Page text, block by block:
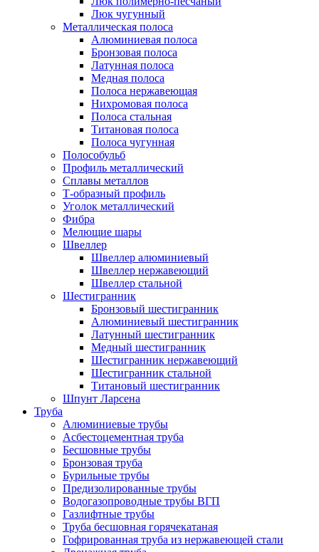
Люк чугунный
Металлическая полоса
Алюминиевая полоса
Бронзовая полоса
Латунная полоса
Медная полоса
Полоса нержавеющая
Нихромовая полоса
Полоса стальная
Титановая полоса
Полоса чугунная
Полособульб
Профиль металлический
Сплавы металлов
Т-образный профиль
Уголок металлический
Фибра
Мелющие шары
Швеллер
Швеллер алюминиевый
Швеллер нержавеющий
Швеллер стальной
Шестигранник
Бронзовый шестигранник
Алюминиевый шестигранник
Латунный шестигранник
Медный шестигранник
Шестигранник нержавеющий
Шестигранник стальной
Титановый шестигранник
Шпунт Ларсена
Труба
Алюминиевые трубы
Асбестоцементная труба
Бесшовные трубы
Бронзовая труба
Бурильные трубы
Предизолированные трубы
Водогазопроводные трубы ВГП
Газлифтные трубы
Труба бесшовная горячекатаная
Гофрированная труба из нержавеющей стали